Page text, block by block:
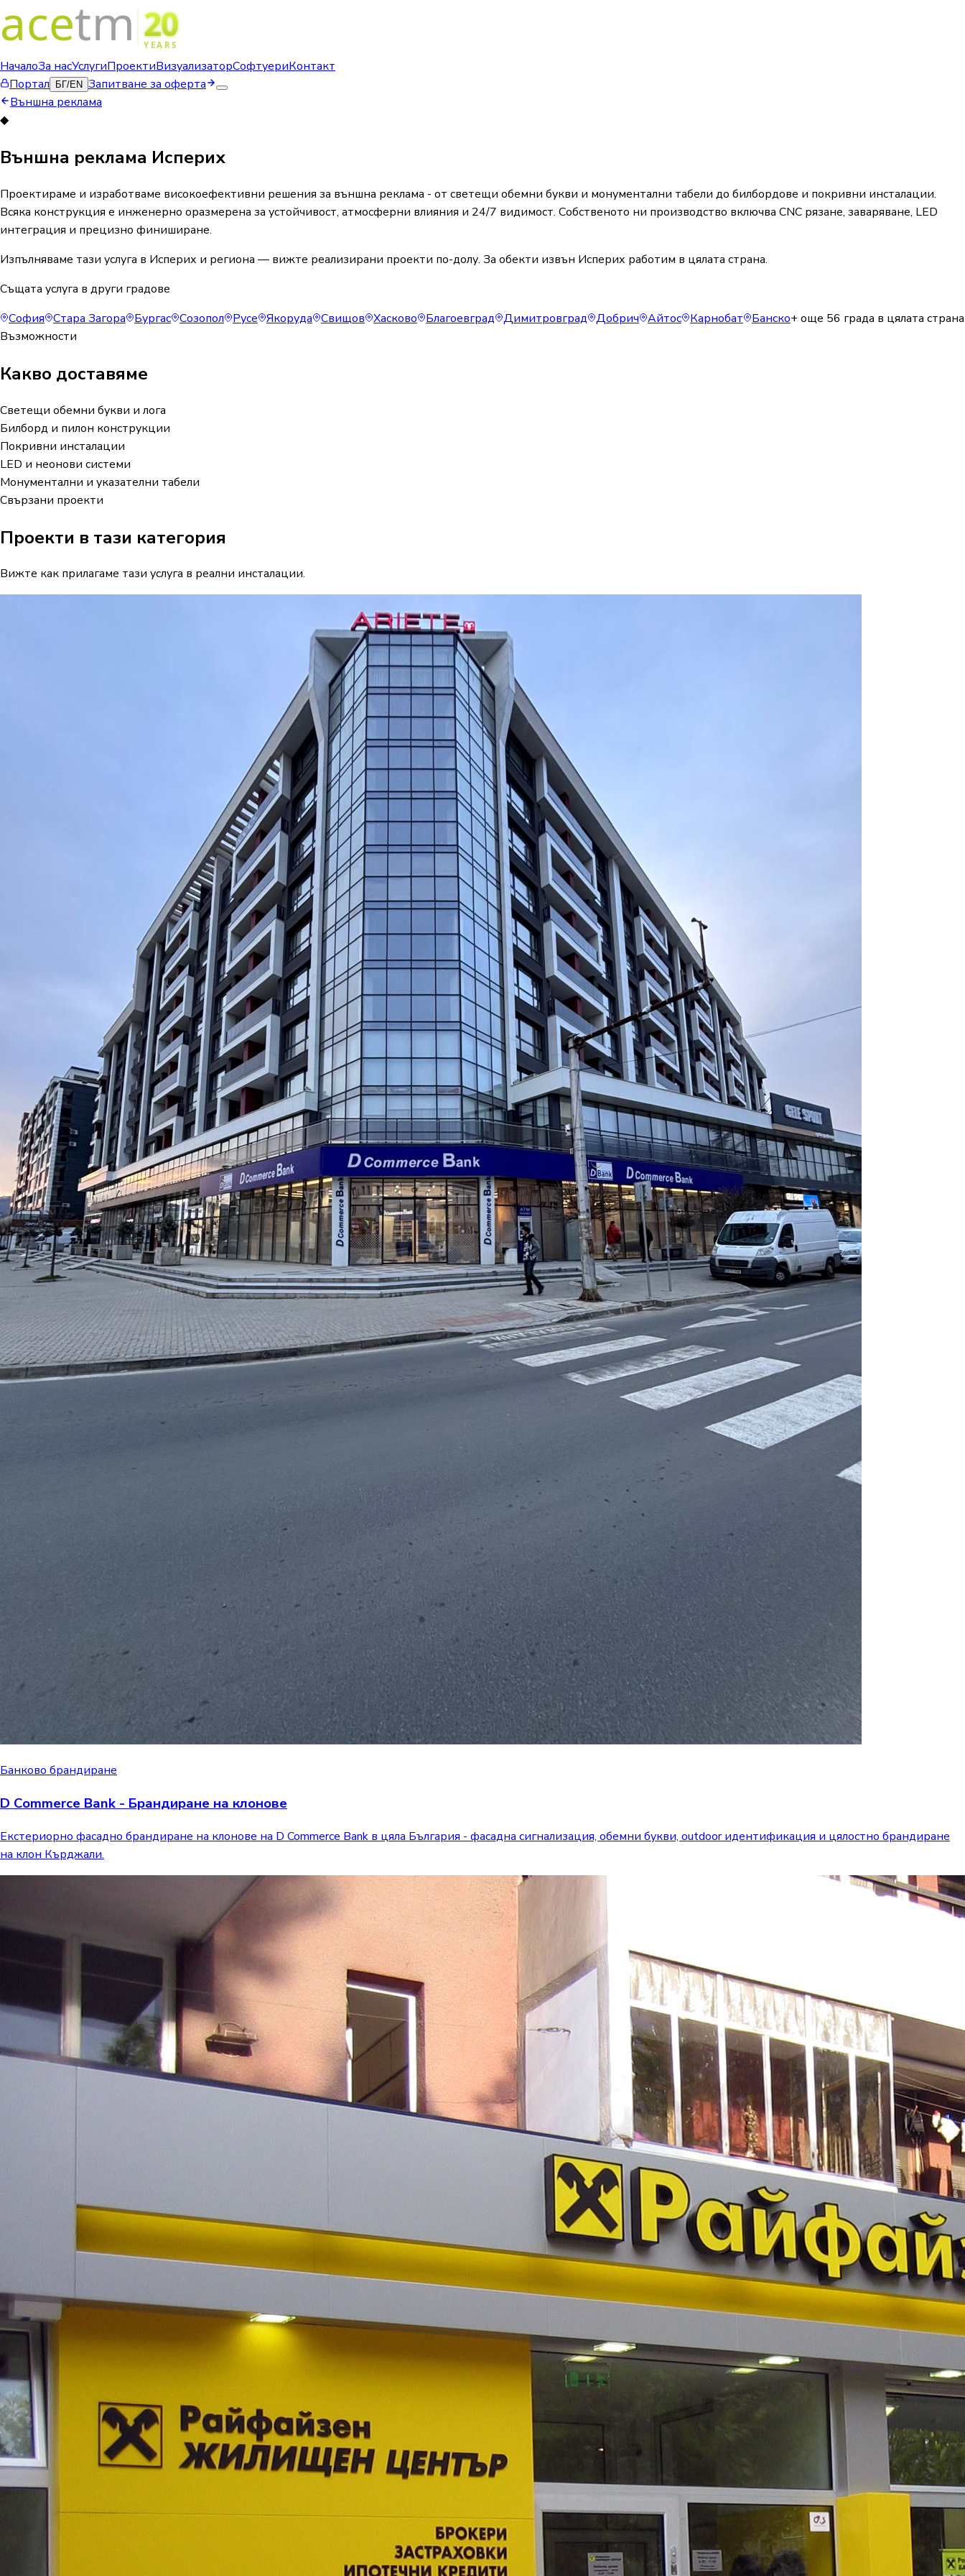
НачалоЗа насУслугиПроектиВизуализаторСофтуериКонтакт
Портал
БГ/EN
Запитване за оферта
Външна реклама
◆
Външна реклама Исперих
Проектираме и изработваме високоефективни решения за външна реклама - от светещи обемни букви и монументални табели до билбордове и покривни инсталации.
Всяка конструкция е инженерно оразмерена за устойчивост, атмосферни влияния и 24/7 видимост. Собственото ни производство включва CNC рязане, заваряване, LED
интеграция и прецизно финиширане.
Изпълняваме тази услуга в Исперих и региона — вижте реализирани проекти по-долу. За обекти извън Исперих работим в цялата страна.
Същата услуга в други градове
София Стара Загора Бургас Созопол Русе Якоруда Свищов Хасково Благоевград Димитровград Добрич Айтос Карнобат Банско+ още 56 града в цялата страна
Възможности
Какво доставяме
Светещи обемни букви и лога
Билборд и пилон конструкции
Покривни инсталации
LED и неонови системи
Монументални и указателни табели
Свързани проекти
Проекти в тази категория
Вижте как прилагаме тази услуга в реални инсталации.
Банково брандиране
D Commerce Bank - Брандиране на клонове
Екстериорно фасадно брандиране на клонове на D Commerce Bank в цяла България - фасадна сигнализация, обемни букви, outdoor идентификация и цялостно брандиране
на клон Кърджали.